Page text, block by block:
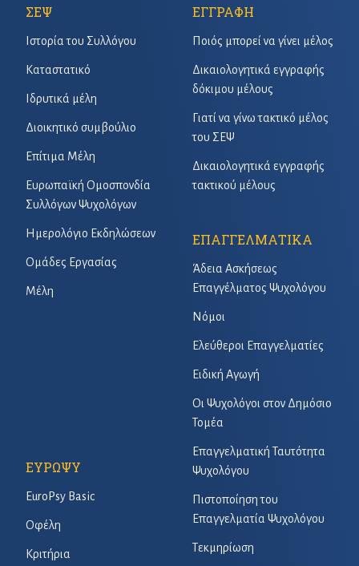
ΣΕΨ
Ιστορία του Συλλόγου
Καταστατικό
Ιδρυτικά μέλη
Διοικητικό συμβούλιο
Επίτιμα Μέλη
Ευρωπαϊκή Ομοσπονδία
Συλλόγων Ψυχολόγων
Ημερολόγιο Εκδηλώσεων
Ομάδες Εργασίας
Μέλη
ΕΓΓΡΑΦΗ
Ποιός μπορεί να γίνει μέλος
Δικαιολογητικά εγγραφής
δόκιμου μέλους
Γιατί να γίνω τακτικό μέλος
του ΣΕΨ
Δικαιολογητικά εγγραφής
τακτικού μέλους
ΕΠΑΓΓΕΛΜΑΤΙΚΑ
Άδεια Ασκήσεως
Επαγγέλματος Ψυχολόγου
Νόμοι
Ελεύθεροι Επαγγελματίες
Ειδική Αγωγή
Οι Ψυχολόγοι στον Δημόσιο
Τομέα
Επαγγελματική Ταυτότητα
Ψυχολόγου
Πιστοποίηση του
Επαγγελματία Ψυχολόγου
Τεκμηρίωση
ΕΥΡΩΨΥ
EuroPsy Basic
Οφέλη
Κριτήρια